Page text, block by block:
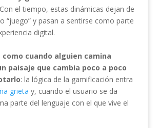
Con el tiempo, estas dinámicas dejan de
“juego” y pasan a sentirse como parte
digital.
como cuando alguien camina
paisaje que cambia poco a poco
: la lógica de la gamificación entra
grieta y, cuando el usuario se da
parte del lenguaje con el que vive el